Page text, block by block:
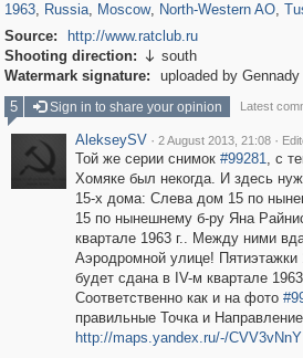
1963, Russia, Moscow, North-Western AO,
Source:
http://www.ratclub.ru
Shooting direction:  south
Watermark signature:
uploaded by Gennady
5
Sign in to share your opinion Latest
AlekseySV · 2 August 2013, 21:08 ·
Той же серии снимок #99281, с
Хомяке был некогда. И здесь
15-х дома: Слева дом 15 по
15 по нынешнему б-ру Яна
квартале 1963 г.. Между ними
Аэродромной улице!
будет сдана в IV-м квартале
Соответственно как и на фото
правильные Точка и
http://maps.yandex.ru/-/CVV3vNnY